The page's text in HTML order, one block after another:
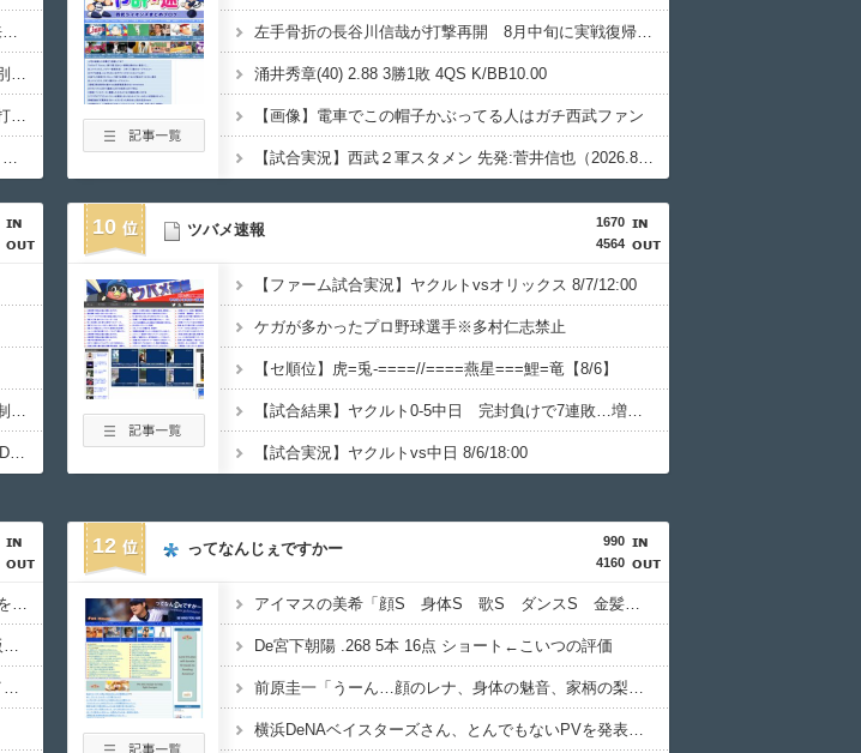
カープ安仁屋、益田＆小園にブチ切れ「この時期に来て勉強はない」
カープ、最下位転落も3位が射程圏内。新井監督「特別な日の試合だったので負けて悔しい」【反省会】
カープ、ピースナイターで最下位転落。小園猛打賞2打点！モン2ラン！秋山菊池泰名原マルチ！ファビ1打点！14安打1発7得点の反撃も逆転負け【広島7-11巨人/試合結果】
カープ小園＆ファビ、巨人又木から逆転タイムリー！秋山も2塁打で岡本駿を援護！！
左手骨折の長谷川信哉が打撃再開 8月中旬に実戦復帰を目指す
涌井秀章(40) 2.88 3勝1敗 4QS K/BB10.00
【画像】電車でこの帽子かぶってる人はガチ西武ファン
【試合実況】西武２軍スタメン 先発:菅井信也（2026.8.6）
【試合結果】 8/6 中日 5-0 ヤクルト 8回石川昂弥先制タイムリー！このカード3連勝！
【ドラゴンズ実況】8/6 中日vsヤクルト（バンテリンD）18:00～先発：金丸 【中継:CBC Jスポ2 DAZN他】
10
1670
4564
ツバメ速報
【ファーム試合実況】ヤクルトvsオリックス 8/7/12:00
ケガが多かったプロ野球選手※多村仁志禁止
【セ順位】虎=兎-====//====燕星===鯉=竜【8/6】
【試合結果】ヤクルト0-5中日 完封負けで7連敗…増居が6回無失点
【試合実況】ヤクルトvs中日 8/6/18:00
DeNA相川監督「カウントをつくれない、ストライクを投げられない」ビド２軍再調整を明言 急遽登板の若松も負担を考慮し抹消へ
【試合結果】[2026/8/6]DeNAベイスターズ５－１０阪神タイガース 先発ビドが誤算２回８失点ＫＯ
【試合実況】[2026/8/6]DeNAベイスターズ対阪神タイガース 17:45〜
12
990
4160
ってなんじぇですかー
アイマスの美希「顔S 身体S 歌S ダンスS 金髪だが茶髪オプション付き」←これ
De宮下朝陽 .268 5本 16点 ショート←こいつの評価
前原圭一「うーん…顔のレナ、身体の魅音、家柄の梨花、性格の詩音かぁ…」
横浜DeNAベイスターズさん、とんでもないPVを発表してしまうwwwwwwwwwwww